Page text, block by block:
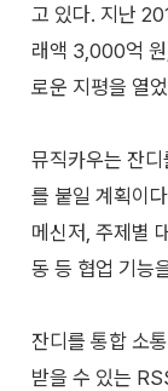
고 있다. 지난
래액 3,000억
로운 지평을 열
뮤직카우는 잔
를 붙일 계획이
메신저, 주제별
동 등 협업 기능
잔디를 통합 소
받을 수 있는